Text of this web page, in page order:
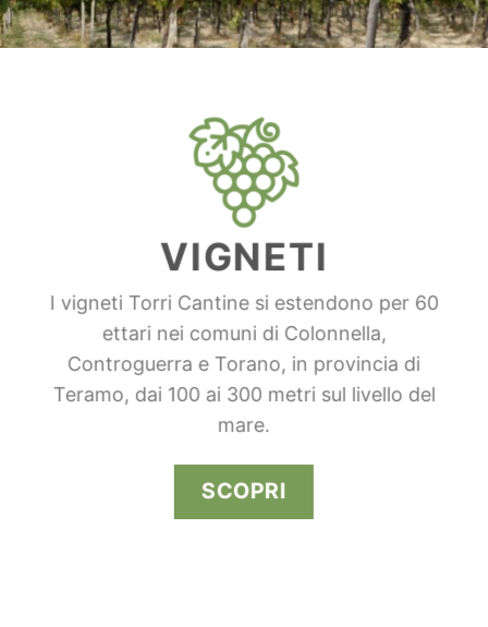
VIGNETI
I vigneti Torri Cantine si estendono per 60
ettari nei comuni di Colonnella,
Controguerra e Torano, in provincia di
Teramo, dai 100 ai 300 metri sul livello del
mare.
SCOPRI